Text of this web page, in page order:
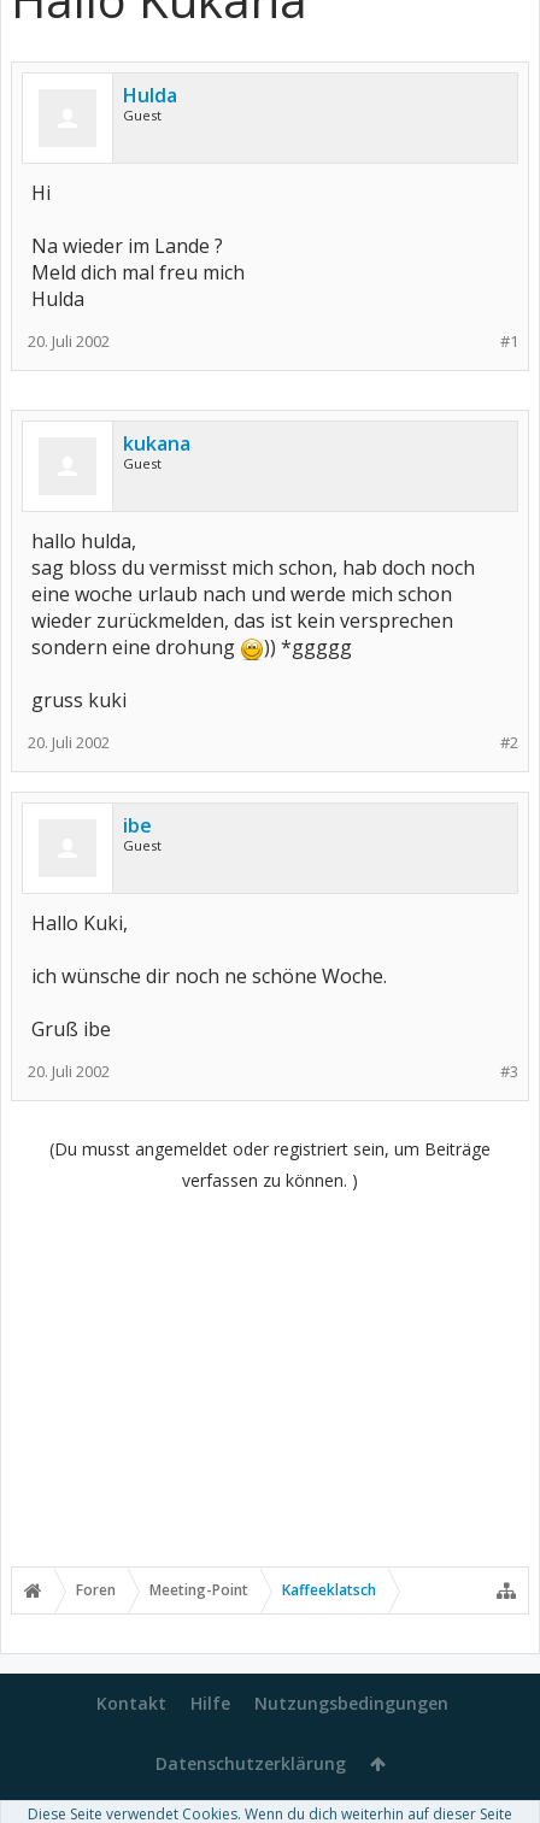
Hulda
Guest
Hi
Na wieder im Lande ?
Meld dich mal freu mich
Hulda
#1
20. Juli 2002
kukana
Guest
hallo hulda,
sag bloss du vermisst mich schon, hab doch noch
eine woche urlaub nach und werde mich schon
wieder zurückmelden, das ist kein versprechen
sondern eine drohung
)) *ggggg
gruss kuki
#2
20. Juli 2002
ibe
Guest
Hallo Kuki,
ich wünsche dir noch ne schöne Woche.
Gruß ibe
#3
20. Juli 2002
(Du musst angemeldet oder registriert sein, um Beiträge
verfassen zu können. )
Foren Meeting-Point Kaffeeklatsch
Kontakt Hilfe Nutzungsbedingungen
Datenschutzerklärung
Diese Seite verwendet Cookies. Wenn du dich weiterhin auf dieser Seite